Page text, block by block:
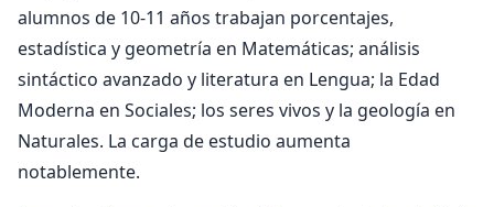
alumnos de 10-11 años trabajan porcentajes,
estadística y geometría en Matemáticas; análisis
sintáctico avanzado y literatura en Lengua; la Edad
Moderna en Sociales; los seres vivos y la geología en
Naturales. La carga de estudio aumenta
notablemente.